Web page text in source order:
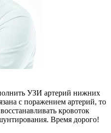
УЗИ артерий нижних
с поражением артерий, то
кровоток
Время дорого!